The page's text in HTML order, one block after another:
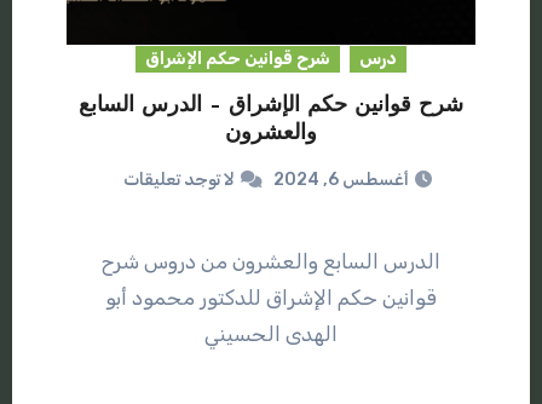
درس شرح قوانين حكم الإشراق
شرح قوانين حكم الإشراق – الدرس السابع
والعشرون
أغسطس 6, 2024 لا توجد تعليقات
الدرس السابع والعشرون من دروس شرح
قوانين حكم الإشراق للدكتور محمود أبو
الهدى الحسيني